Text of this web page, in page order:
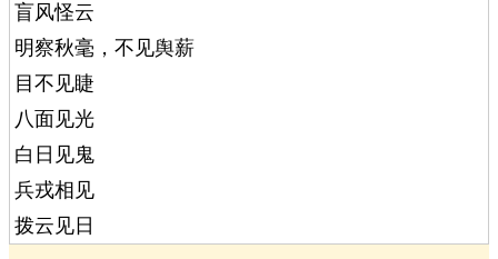
盲风怪云
明察秋毫，不见舆薪
目不见睫
八面见光
白日见鬼
兵戎相见
拨云见日